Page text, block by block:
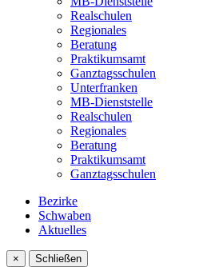
Realschulen
Regionales
Beratung
Praktikumsamt
Ganztagsschulen
Unterfranken
MB-Dienststelle
Realschulen
Regionales
Beratung
Praktikumsamt
Ganztagsschulen
Bezirke
Schwaben
Aktuelles
× Schließen